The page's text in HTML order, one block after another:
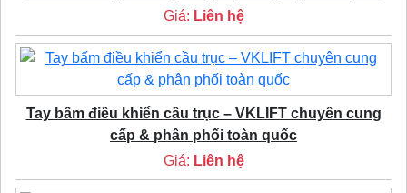
Giá: Liên hệ
Tay bấm điều khiển cầu trục – VKLIFT chuyên cung
cấp & phân phối toàn quốc
Giá: Liên hệ